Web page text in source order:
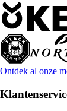
Ontdek al onze